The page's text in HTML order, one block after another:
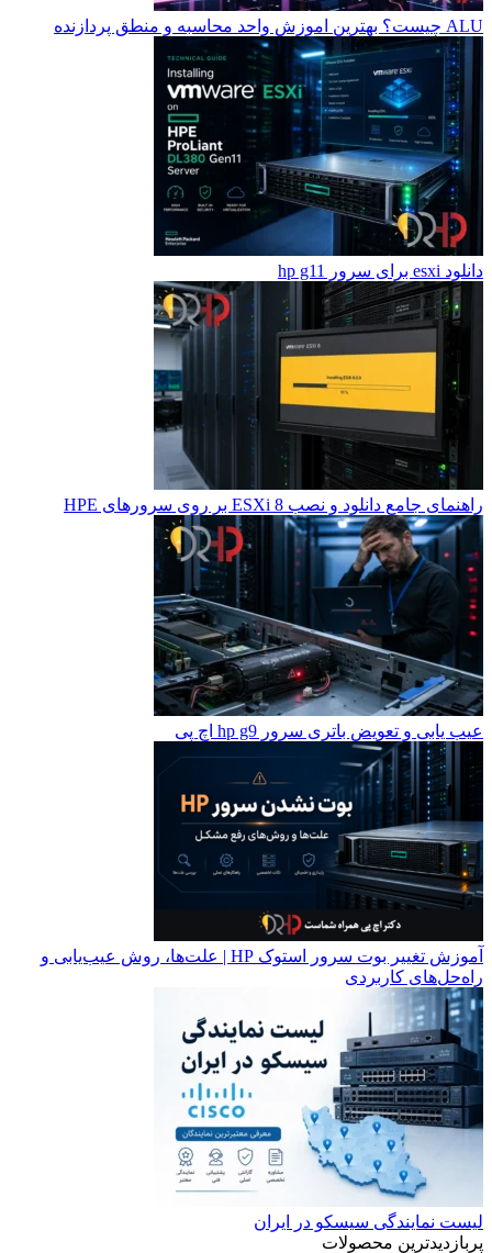
ALU چیست؟ بهترین اموزش واحد محاسبه و منطق پردازنده
دانلود esxi برای سرور hp g11
راهنمای جامع دانلود و نصب ESXi 8 بر روی سرورهای HPE
عیب یابی و تعویض باتری سرور hp g9 اچ پی
آموزش تغییر بوت سرور استوک HP | علت‌ها، روش عیب‌یابی و
راه‌حل‌های کاربردی
لیست نمایندگی سیسکو در ایران
پربازدیدترین محصولات